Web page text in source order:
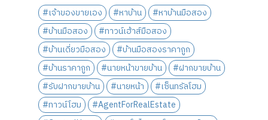
#เจ้าของขายเอง #หาบ้าน
#หาบ้านมือสอง
#บ้านมือสอง
#ทาวน์เฮ้าส์มือสอง
#บ้านเดี่ยวมือสอง
#บ้านมือสองราคาถูก
#บ้านราคาถูก
#นายหน้าขายบ้าน
#ฝากขายบ้าน
#รับฝากขายบ้าน
#นายหน้า
#เซ็นทรัลโฮม
#ทาวน์โฮม
#AgentForRealEstate